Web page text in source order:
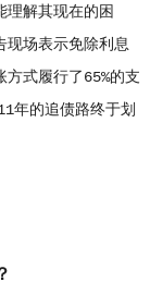
理解其现在的困
现场表示免除利息
式履行了65%的支
年的追债路终于划